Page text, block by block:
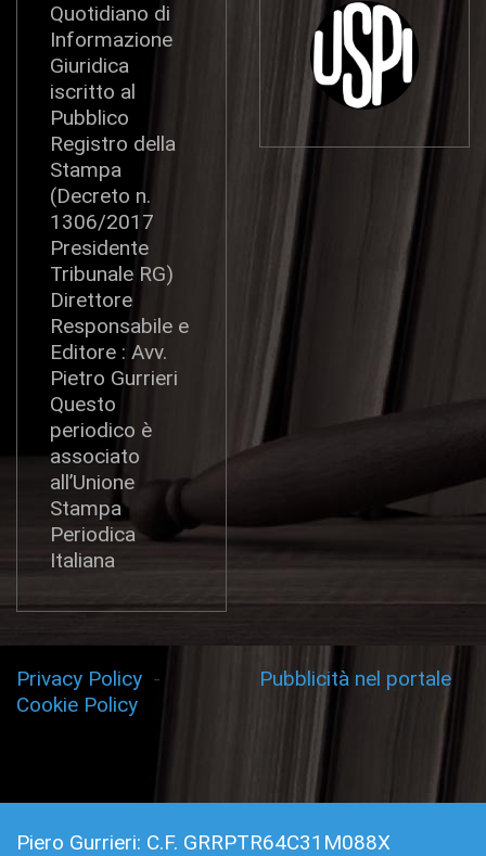
Quotidiano di
Informazione
Giuridica
iscritto al
Pubblico
Registro della
Stampa
(Decreto n.
1306/2017
Presidente
Tribunale RG)
Direttore
Responsabile e
Editore : Avv.
Pietro Gurrieri
Questo
periodico è
associato
all’Unione
Stampa
Periodica
Italiana
Privacy Policy -
Cookie Policy
Pubblicità nel portale
Piero Gurrieri: C.F. GRRPTR64C31M088X